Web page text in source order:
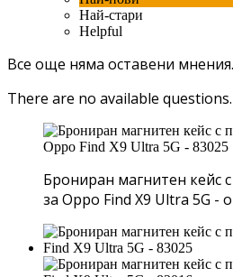
Най-стари
Helpful
Все още няма оставени мнения.
There are no available questions.
Брониран магнитен кейс
за Oppo Find X9 Ultra 5G -